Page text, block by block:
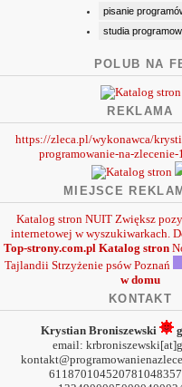
pisanie
studia
POLUB NA
REKLAMA
https://zleca.pl/wykonawca/
programowanie-na-
MIEJSCE
Katalog stron NUIT Zwiększ
internetowej w wyszukiwarkach.
Top-strony.com.pl Katalog stron
Tajlandii Strzyżenie psów Poznań
w domu
KONTAKT
Krystian Broniszewski
email: